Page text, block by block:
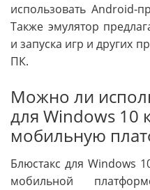
использовать Android-
Также эмулятор
и запуска игр и других
ПК.
Можно ли
для Windows 10
мобильную
Блюстакс для Windows
мобильной